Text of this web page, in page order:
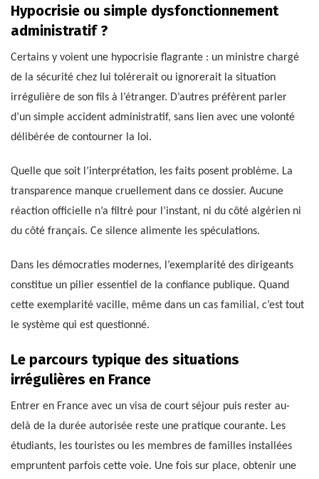
Hypocrisie ou simple dysfonctionnement
administratif ?
Certains y voient une hypocrisie flagrante : un ministre chargé
de la sécurité chez lui tolérerait ou ignorerait la situation
irrégulière de son fils à l’étranger. D’autres préfèrent parler
d’un simple accident administratif, sans lien avec une volonté
délibérée de contourner la loi.
Quelle que soit l’interprétation, les faits posent problème. La
transparence manque cruellement dans ce dossier. Aucune
réaction officielle n’a filtré pour l’instant, ni du côté algérien ni
du côté français. Ce silence alimente les spéculations.
Dans les démocraties modernes, l’exemplarité des dirigeants
constitue un pilier essentiel de la confiance publique. Quand
cette exemplarité vacille, même dans un cas familial, c’est tout
le système qui est questionné.
Le parcours typique des situations
irrégulières en France
Entrer en France avec un visa de court séjour puis rester au-
delà de la durée autorisée reste une pratique courante. Les
étudiants, les touristes ou les membres de familles installées
empruntent parfois cette voie. Une fois sur place, obtenir une